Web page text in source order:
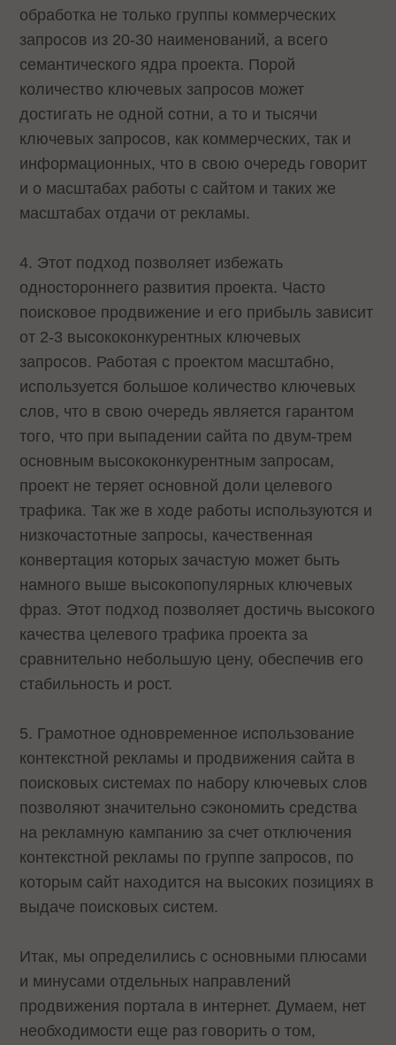
обработка не только группы коммерческих
запросов из 20-30 наименований, а всего
семантического ядра проекта. Порой
количество ключевых запросов может
достигать не одной сотни, а то и тысячи
ключевых запросов, как коммерческих, так и
информационных, что в свою очередь говорит
и о масштабах работы с сайтом и таких же
масштабах отдачи от рекламы.
4. Этот подход позволяет избежать
одностороннего развития проекта. Часто
поисковое продвижение и его прибыль зависит
от 2-3 высококонкурентных ключевых
запросов. Работая с проектом масштабно,
используется большое количество ключевых
слов, что в свою очередь является гарантом
того, что при выпадении сайта по двум-трем
основным высококонкурентным запросам,
проект не теряет основной доли целевого
трафика. Так же в ходе работы используются и
низкочастотные запросы, качественная
конвертация которых зачастую может быть
намного выше высокопопулярных ключевых
фраз. Этот подход позволяет достичь высокого
качества целевого трафика проекта за
сравнительно небольшую цену, обеспечив его
стабильность и рост.
5. Грамотное одновременное использование
контекстной рекламы и продвижения сайта в
поисковых системах по набору ключевых слов
позволяют значительно сэкономить средства
на рекламную кампанию за счет отключения
контекстной рекламы по группе запросов, по
которым сайт находится на высоких позициях в
выдаче поисковых систем.
Итак, мы определились с основными плюсами
и минусами отдельных направлений
продвижения портала в интернет. Думаем, нет
необходимости еще раз говорить о том,